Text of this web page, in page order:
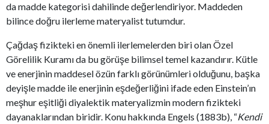
da madde kategorisi dahilinde değerlendiriyor. Maddeden
bilince doğru ilerleme materyalist tutumdur.
Çağdaş fizikteki en önemli ilerlemelerden biri olan Özel
Görelilik Kuramı da bu görüşe bilimsel temel kazandırır. Kütle
ve enerjinin maddesel özün farklı görünümleri olduğunu, başka
deyişle madde ile enerjinin eşdeğerliğini ifade eden Einstein’ın
meşhur eşitliği diyalektik materyalizmin modern fizikteki
dayanaklarından biridir. Konu hakkında Engels (1883b), “Kendi